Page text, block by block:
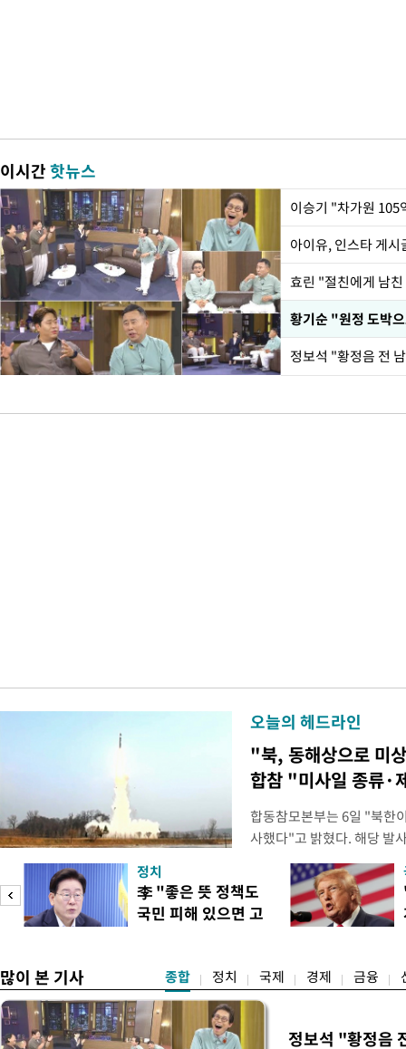
이시간핫뉴스
아이유, 인스타 게
효린 "절친에게 남
황기순 "원정 도박
오늘의 헤드라인
"북, 동해상으로 미
합참 "미사일 종류·
합동참모본부는 6일 "북한
사했다"고 밝혔다. 해당 발
는 아직 확인되지 않고 있
분석 중에 있다. 앞서 북한
리 탄도미사일을 포함한 다
시 탄도미사일은 80여km
정치
李 "좋은 뜻 정책도
국민 피해 있으면 고
많이 본 기사 종합 정치 국제 경제 금융
정보석 "황정음